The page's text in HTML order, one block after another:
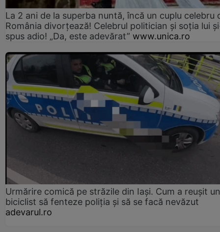
La 2 ani de la superba nuntă, încă un cuplu celebru
România divorțează! Celebrul politician și soția lui
spus adio! „Da, este adevărat” www.unica.ro
Urmărire comică pe străzile din Iași. Cum a reușit un
biciclist să fenteze poliția și să se facă nevăzut
adevarul.ro